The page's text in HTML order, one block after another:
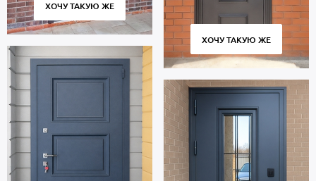
ХОЧУ ТАКУЮ ЖЕ
ХОЧУ ТАКУЮ ЖЕ